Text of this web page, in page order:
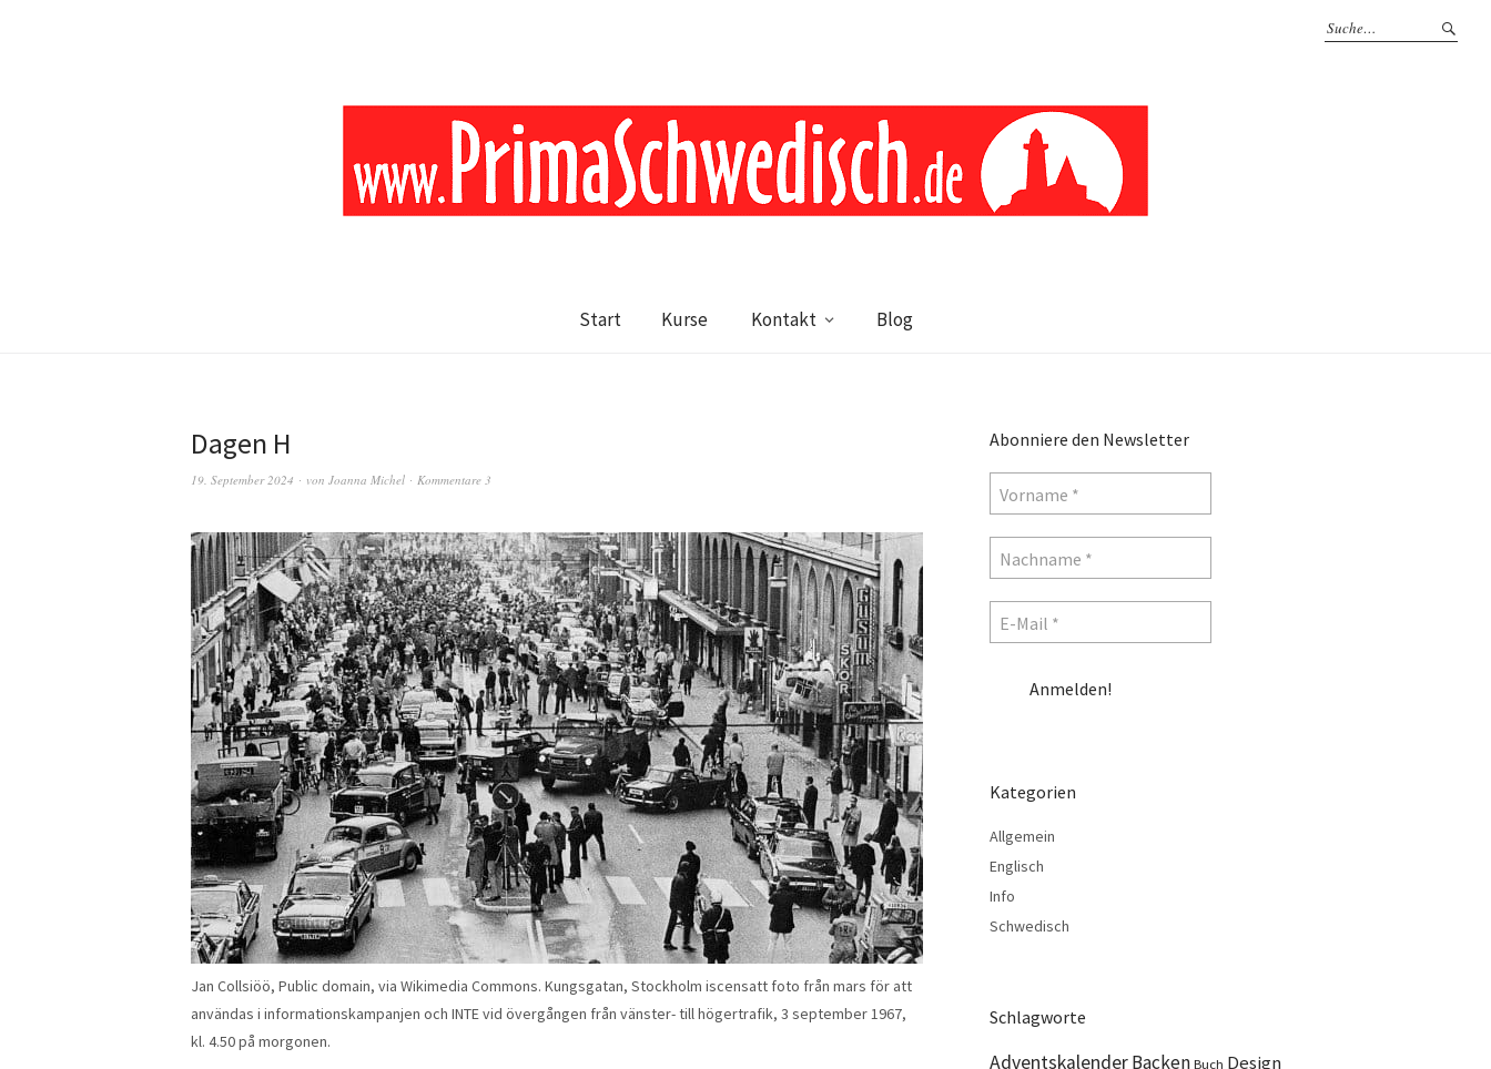
Start Kurse Kontakt Blog
Dagen H
19. September 2024 von Joanna Michel Kommentare 3
Jan Collsiöö, Public domain, via Wikimedia Commons. Kungsgatan, Stockholm iscensatt foto från mars för att
användas i informationskampanjen och INTE vid övergången från vänster- till högertrafik, 3 september 1967,
kl. 4.50 på morgonen.
Abonniere den Newsletter
Kategorien
Allgemein
Englisch
Info
Schwedisch
Schlagworte
AdventskalenderBacken Buch Design